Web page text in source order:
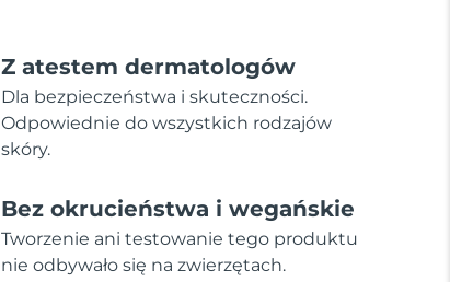
Z atestem dermatologów
Dla bezpieczeństwa i skuteczności.
Odpowiednie do wszystkich rodzajów
skóry.
Bez okrucieństwa i wegańskie
Tworzenie ani testowanie tego produktu
nie odbywało się na zwierzętach.